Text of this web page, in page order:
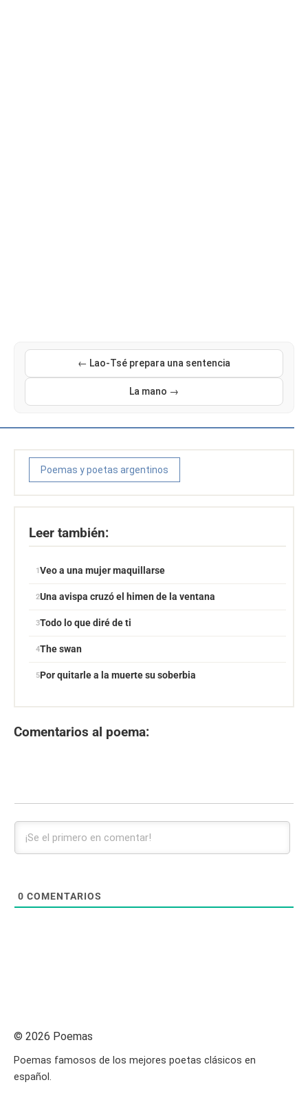
← Lao-Tsé prepara una sentencia
La mano →
Poemas y poetas argentinos
Leer también:
Veo a una mujer maquillarse
Una avispa cruzó el himen de la ventana
Todo lo que diré de ti
The swan
Por quitarle a la muerte su soberbia
Comentarios al poema:
0 COMENTARIOS
© 2026 Poemas
Poemas famosos de los mejores poetas clásicos en
español.